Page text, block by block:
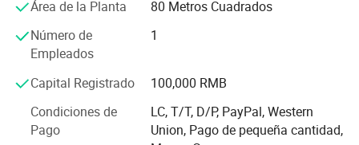
primero, reputación basada", comprometida a
proporcionar a los clientes productos y servicios de alta
calidad, y constantemente explorar y satisfacer las
empleados y 15 ingenieros de I+D con una sólida
capacidad de I+D independiente y capacidades de
Área de la Planta
80 Metros Cuadrados
Número de
Empleados
1
Capital Registrado
100,000 RMB
Condiciones de
Pago
LC, T/T, D/P, PayPal, Western
Union, Pago de pequeña cantidad,